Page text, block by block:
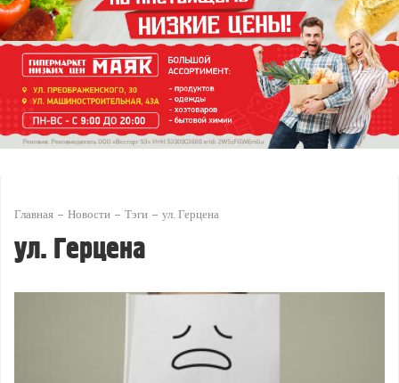
Главная Новости Тэги ул. Герцена
ул. Герцена